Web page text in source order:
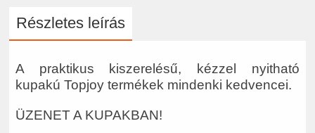
Részletes leírás
A praktikus kiszerelésű, kézzel nyitható
kupakú Topjoy termékek mindenki kedvencei.
ÜZENET A KUPAKBAN!